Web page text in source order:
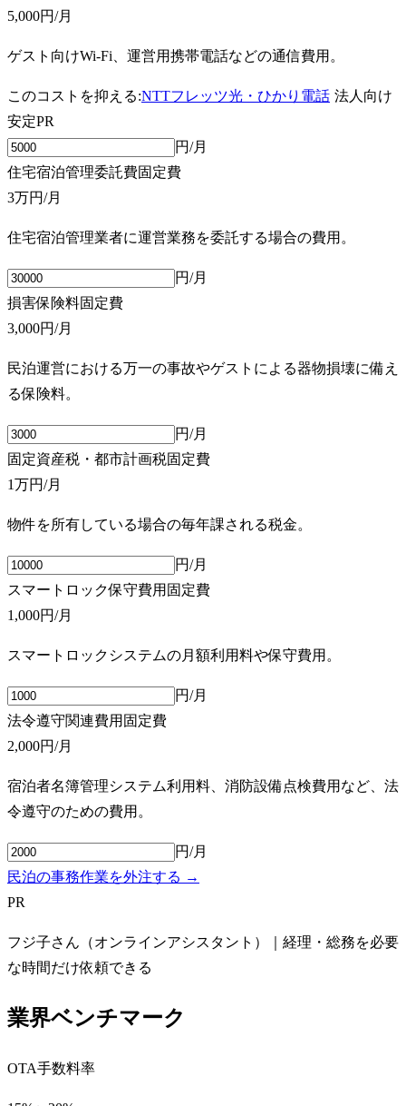
5,000円/月
ゲスト向けWi-Fi、運営用携帯電話などの通信費用。
このコストを抑える:NTTフレッツ光・ひかり電話 法人向け
安定PR
円/月
住宅宿泊管理委託費固定費
3万円/月
住宅宿泊管理業者に運営業務を委託する場合の費用。
円/月
損害保険料固定費
3,000円/月
民泊運営における万一の事故やゲストによる器物損壊に備え
る保険料。
円/月
固定資産税・都市計画税固定費
1万円/月
物件を所有している場合の毎年課される税金。
円/月
スマートロック保守費用 固定費
1,000円/月
スマートロックシステムの月額利用料や保守費用。
円/月
法令遵守関連費用 固定費
2,000円/月
宿泊者名簿管理システム利用料、消防設備点検費用など、法
令遵守のための費用。
円/月
民泊の事務作業を外注する →
PR
フジ子さん（オンラインアシスタント）｜経理・総務を必要
な時間だけ依頼できる
業界ベンチマーク
OTA手数料率